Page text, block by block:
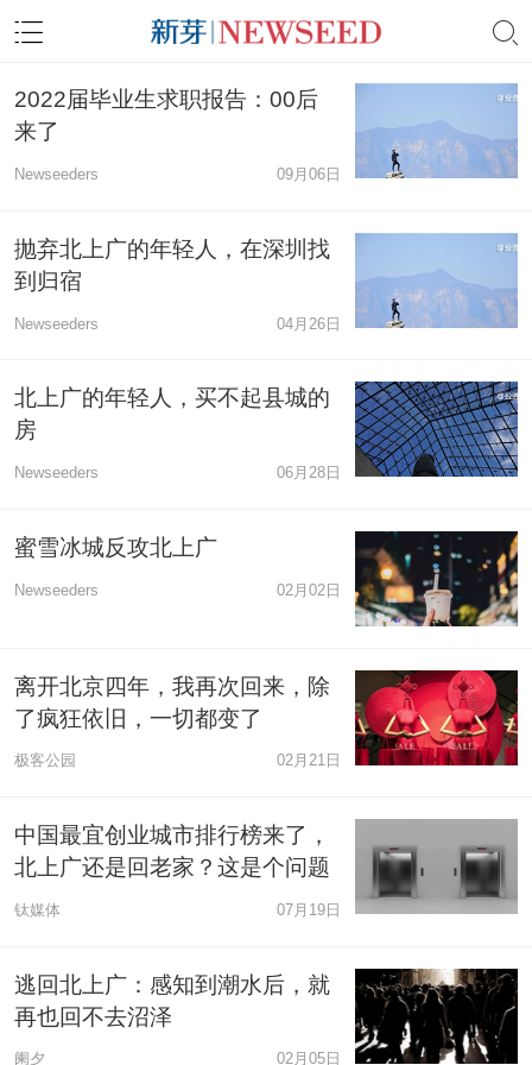
2022届毕业生求职报告：00后
来了
Newseeders 09月06日
抛弃北上广的年轻人，在深圳找
到归宿
Newseeders 04月26日
北上广的年轻人，买不起县城的
房
Newseeders 06月28日
蜜雪冰城反攻北上广
Newseeders 02月02日
离开北京四年，我再次回来，除
了疯狂依旧，一切都变了
极客公园 02月21日
中国最宜创业城市排行榜来了，
北上广还是回老家？这是个问题
钛媒体 07月19日
逃回北上广：感知到潮水后，就
再也回不去沼泽
阑夕 02月05日